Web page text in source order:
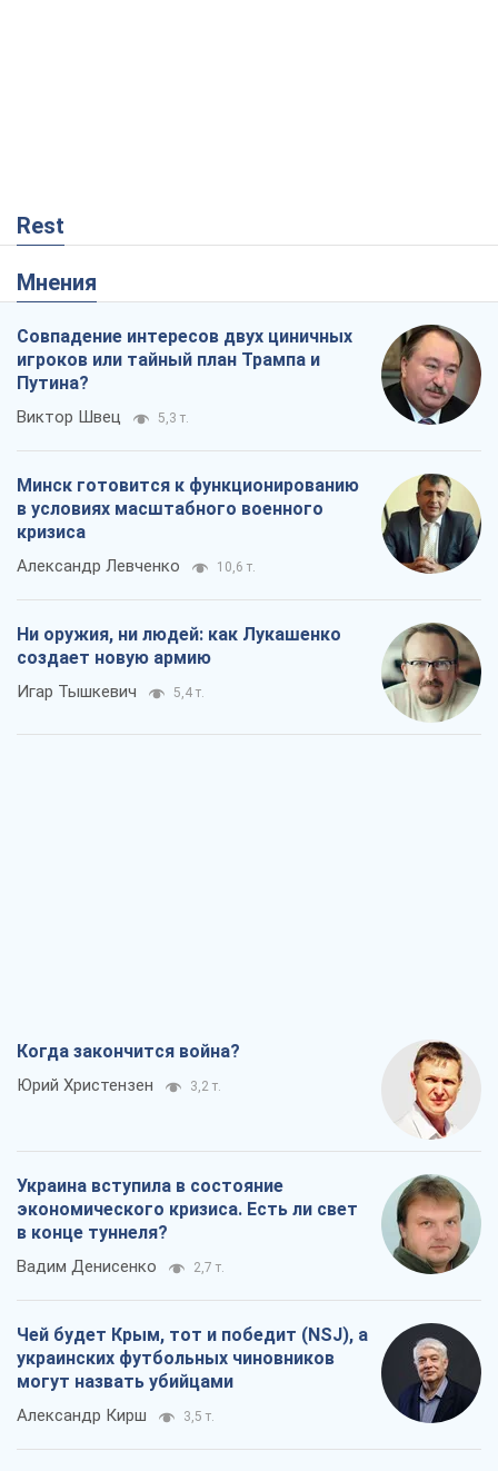
Rest
Мнения
Совпадение интересов двух циничных
игроков или тайный план Трампа и
Путина?
Виктор Швец 5,3 т.
Минск готовится к функционированию
в условиях масштабного военного
кризиса
Александр Левченко 10,6 т.
Ни оружия, ни людей: как Лукашенко
создает новую армию
Игар Тышкевич 5,4 т.
Когда закончится война?
Юрий Христензен 3,2 т.
Украина вступила в состояние
экономического кризиса. Есть ли свет
в конце туннеля?
Вадим Денисенко 2,7 т.
Чей будет Крым, тот и победит (NSJ), а
украинских футбольных чиновников
могут назвать убийцами
Александр Кирш 3,5 т.